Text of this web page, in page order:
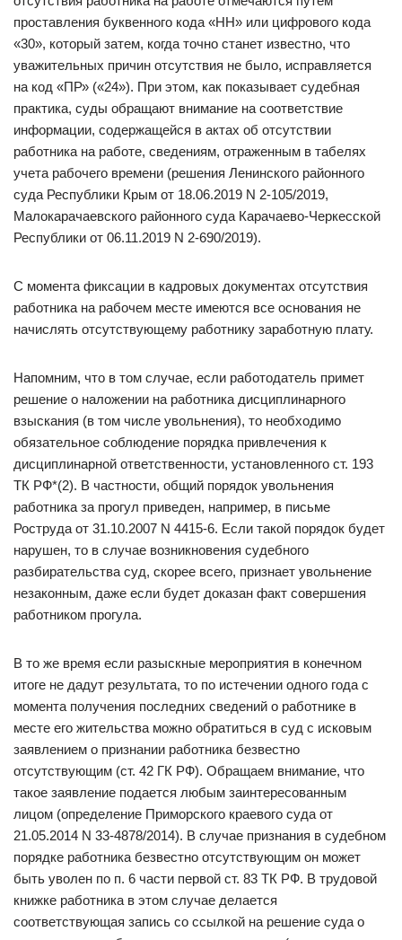
проставления буквенного кода «НН» или цифрового кода
«30», который затем, когда точно станет известно, что
уважительных причин отсутствия не было, исправляется
на код «ПР» («24»). При этом, как показывает судебная
практика, суды обращают внимание на соответствие
информации, содержащейся в актах об отсутствии
работника на работе, сведениям, отраженным в табелях
учета рабочего времени (решения Ленинского районного
суда Республики Крым от 18.06.2019 N 2-105/2019,
Малокарачаевского районного суда Карачаево-Черкесской
Республики от 06.11.2019 N 2-690/2019).
С момента фиксации в кадровых документах отсутствия
работника на рабочем месте имеются все основания не
начислять отсутствующему работнику заработную плату.
Напомним, что в том случае, если работодатель примет
решение о наложении на работника дисциплинарного
взыскания (в том числе увольнения), то необходимо
обязательное соблюдение порядка привлечения к
дисциплинарной ответственности, установленного ст. 193
ТК РФ*(2). В частности, общий порядок увольнения
работника за прогул приведен, например, в письме
Роструда от 31.10.2007 N 4415-6. Если такой порядок будет
нарушен, то в случае возникновения судебного
разбирательства суд, скорее всего, признает увольнение
незаконным, даже если будет доказан факт совершения
работником прогула.
В то же время если разыскные мероприятия в конечном
итоге не дадут результата, то по истечении одного года с
момента получения последних сведений о работнике в
месте его жительства можно обратиться в суд с исковым
заявлением о признании работника безвестно
отсутствующим (ст. 42 ГК РФ). Обращаем внимание, что
такое заявление подается любым заинтересованным
лицом (определение Приморского краевого суда от
21.05.2014 N 33-4878/2014). В случае признания в судебном
порядке работника безвестно отсутствующим он может
быть уволен по п. 6 части первой ст. 83 ТК РФ. В трудовой
книжке работника в этом случае делается
соответствующая запись со ссылкой на решение суда о